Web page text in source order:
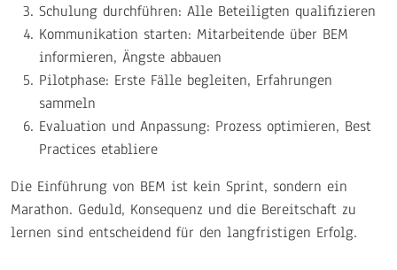
Schulung durchführen: Alle Beteiligten qualifizieren
Kommunikation starten: Mitarbeitende über BEM
informieren, Ängste abbauen
Pilotphase: Erste Fälle begleiten, Erfahrungen
sammeln
Evaluation und Anpassung: Prozess optimieren, Best
Practices etabliere
Die Einführung von BEM ist kein Sprint, sondern ein
Marathon. Geduld, Konsequenz und die Bereitschaft zu
lernen sind entscheidend für den langfristigen Erfolg.